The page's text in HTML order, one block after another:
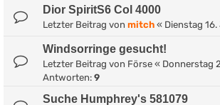
Dior SpiritS6 Col 4000
Letzter Beitrag von mitch « Dienstag 16.
Windsorringe gesucht!
Letzter Beitrag von Förse « Donnerstag
Antworten: 9
Suche Humphrey's 581079